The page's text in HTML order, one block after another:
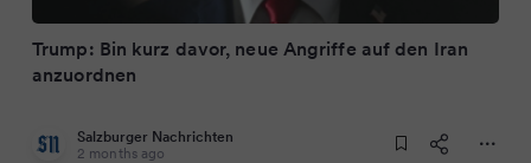
Trump: Bin kurz davor, neue Angriffe auf den Iran
anzuordnen
Salzburger Nachrichten
2 months ago